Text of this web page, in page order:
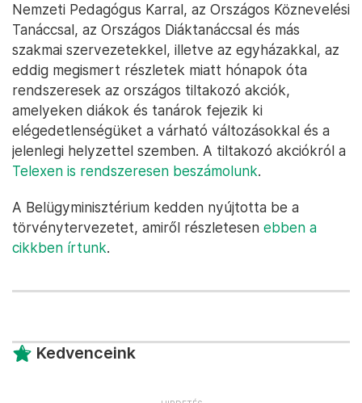
Nemzeti Pedagógus Karral, az Országos Köznevelési
Tanáccsal, az Országos Diáktanáccsal és más
szakmai szervezetekkel, illetve az egyházakkal, az
eddig megismert részletek miatt hónapok óta
rendszeresek az országos tiltakozó akciók,
amelyeken diákok és tanárok fejezik ki
elégedetlenségüket a várható változásokkal és a
jelenlegi helyzettel szemben. A tiltakozó akciókról a
Telexen is rendszeresen beszámolunk.
A Belügyminisztérium kedden nyújtotta be a
törvénytervezetet, amiről részletesen ebben a
cikkben írtunk.
Kedvenceink